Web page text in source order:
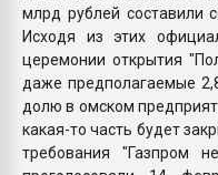
млрд рублей составили
Исходя из этих
церемонии открытия
даже предполагаемые
долю в омском
какая-то часть будет
требования "Газпром